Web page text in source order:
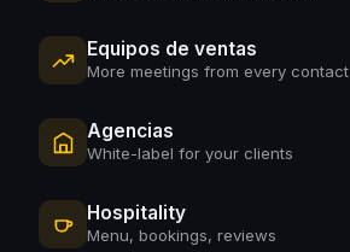
Equipos de ventas
More meetings from every contact
Agencias
White-label for your clients
Hospitality
Menu, bookings, reviews